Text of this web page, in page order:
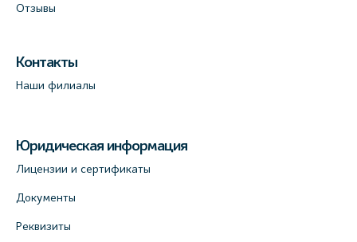
Отзывы
Контакты
Наши филиалы
Юридическая информация
Лицензии и сертификаты
Документы
Реквизиты